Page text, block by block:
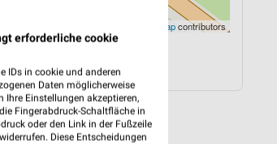
OpenStreetMapcontributors
erforderliche cookie
IDs in cookie und anderen
Daten möglicherweise
Ihre Einstellungen akzeptieren,
Fingerabdruck-Schaltfläche in
oder den Link in der Fußzeile
Diese Entscheidungen